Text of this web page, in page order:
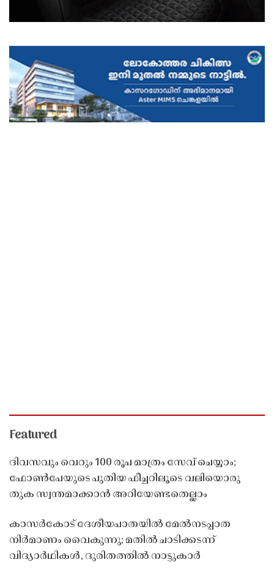
Featured
ദിവസവും വെറും 100 രൂപ മാത്രം സേവ് ചെയ്യാം;
ഫോൺപേയുടെ പുതിയ ഫീച്ചറിലൂടെ വലിയൊരു
തുക സ്വന്തമാക്കാൻ അറിയേണ്ടതെല്ലാം
കാസർകോട് ദേശീയപാതയിൽ മേൽനടപ്പാത
നിർമാണം വൈകുന്നു; മതിൽ ചാടിക്കടന്ന്
വിദ്യാർഥികൾ, ദുരിതത്തിൽ നാട്ടുകാർ